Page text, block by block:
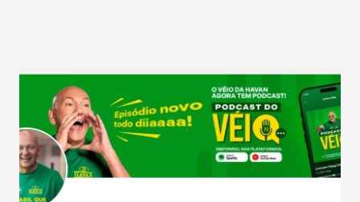
confraternizações de fim de ano e pelo pagamento do 13º
Salário para um número maior de trabalhadores, já que o
país tem a menor taxa de desemprego dos anos recentes.
Ainda segundo a Pesquisa, em novembro de 2025, 40% dos
bares e restaurantes operaram com lucro e outros 40%
registraram equilíbrio financeiro. Já o percentual de